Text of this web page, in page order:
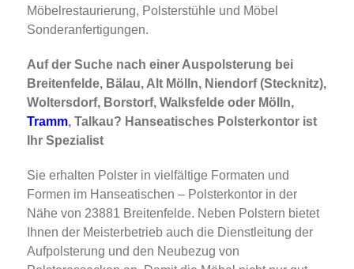
Möbelrestaurierung, Polsterstühle und Möbel
Sonderanfertigungen.
Auf der Suche nach einer Auspolsterung bei
Breitenfelde, Bälau, Alt Mölln, Niendorf (Stecknitz),
Woltersdorf, Borstorf, Walksfelde oder Mölln,
Tramm, Talkau? Hanseatisches Polsterkontor ist
Ihr Spezialist
Sie erhalten Polster in vielfältige Formaten und
Formen im Hanseatischen – Polsterkontor in der
Nähe von 23881 Breitenfelde. Neben Polstern bietet
Ihnen der Meisterbetrieb auch die Dienstleitung der
Aufpolsterung und den Neubezug von